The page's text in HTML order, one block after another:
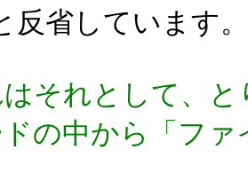
反省しています。
それとして、
の中から「フ